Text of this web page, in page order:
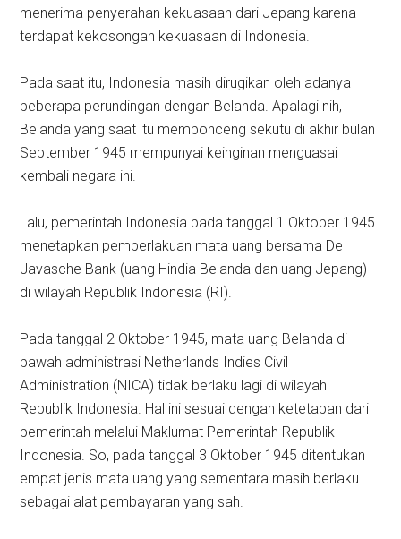
menerima penyerahan kekuasaan dari Jepang karena
terdapat kekosongan kekuasaan di Indonesia.
Pada saat itu, Indonesia masih dirugikan oleh adanya
beberapa perundingan dengan Belanda. Apalagi nih,
Belanda yang saat itu membonceng sekutu di akhir bulan
September 1945 mempunyai keinginan menguasai
kembali negara ini.
Lalu, pemerintah Indonesia pada tanggal 1 Oktober 1945
menetapkan pemberlakuan mata uang bersama De
Javasche Bank (uang Hindia Belanda dan uang Jepang)
di wilayah Republik Indonesia (RI).
Pada tanggal 2 Oktober 1945, mata uang Belanda di
bawah administrasi Netherlands Indies Civil
Administration (NICA) tidak berlaku lagi di wilayah
Republik Indonesia. Hal ini sesuai dengan ketetapan dari
pemerintah melalui Maklumat Pemerintah Republik
Indonesia. So, pada tanggal 3 Oktober 1945 ditentukan
empat jenis mata uang yang sementara masih berlaku
sebagai alat pembayaran yang sah.